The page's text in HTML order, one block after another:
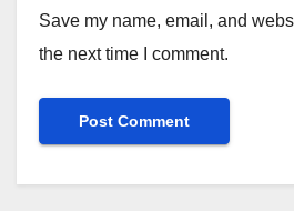
Save my name, email, and
the next time I comment.